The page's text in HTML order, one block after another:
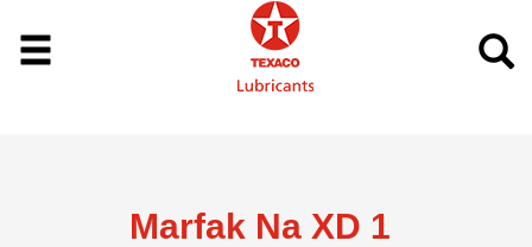
Marfak Na XD 1